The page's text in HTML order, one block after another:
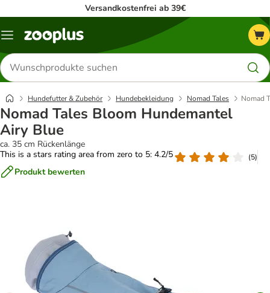
Versandkostenfrei ab 39€
Menü
Produkte
suchen
Hundefutter & Zubehör Hundebekleidung Nomad Tales Nomad
Nomad Tales Bloom Hundemantel
Airy Blue
ca. 35 cm Rückenlänge
This is a stars rating area from zero to 5: 4.2/5
(5)
Produkt bewerten